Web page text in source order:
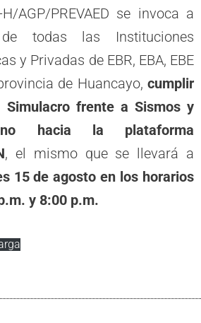
H/AGP/PREVAED se invoca a
todas las Instituciones
y Privadas de EBR, EBA, EBE
de Huancayo, cumplir
frente a Sismos y
hacia la plataforma
, el mismo que se llevará a
15 de agosto en los horarios
y 8:00 p.m.